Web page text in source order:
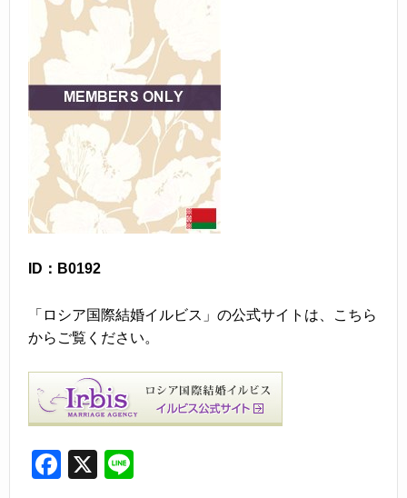
ID：B0192
「ロシア国際結婚イルビス」の公式サイトは、こちら
からご覧ください。
F
X